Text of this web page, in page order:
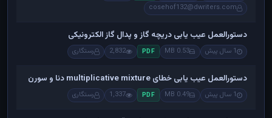
cosehof132@dwriters.com
دستورالعمل عیب یابی دریچه گاز و پدال گاز الکترونیکی
1 سال پیش 0.53 MB
PDF
2,832 رستگاری
دستورالعمل عیب یابی خطای multiplicative mixture دنا و سورن
1 سال پیش 0.49 MB
PDF
1,337 رستگاری